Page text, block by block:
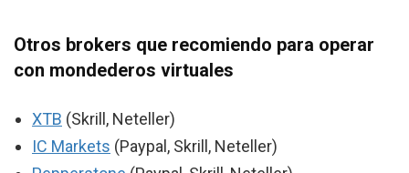
Otros brokers que recomiendo para operar
con mondederos virtuales
XTB (Skrill, Neteller)
IC Markets (Paypal, Skrill, Neteller)